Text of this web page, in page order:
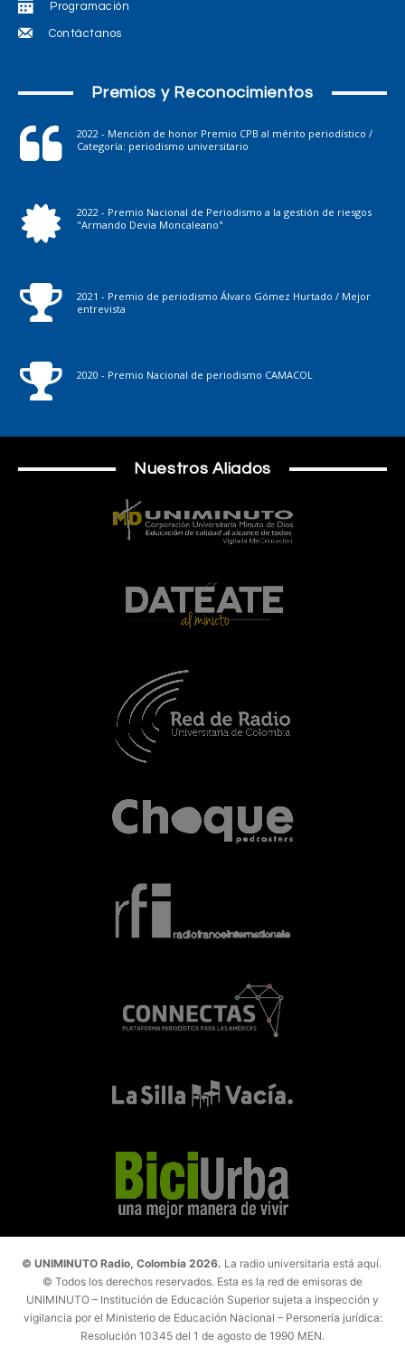
Programación
Contáctanos
Premios y Reconocimientos
2022 - Mención de honor Premio CPB al mérito periodístico /
Categoría: periodismo universitario
2022 - Premio Nacional de Periodismo a la gestión de riesgos
"Armando Devia Moncaleano"
2021 - Premio de periodismo Álvaro Gómez Hurtado / Mejor
entrevista
2020 - Premio Nacional de periodismo CAMACOL
Nuestros Aliados
© UNIMINUTO Radio, Colombia 2026. La radio universitaria está aquí.
© Todos los derechos reservados. Esta es la red de emisoras de
UNIMINUTO – Institución de Educación Superior sujeta a inspección y
vigilancia por el Ministerio de Educación Nacional – Personería jurídica:
Resolución 10345 del 1 de agosto de 1990 MEN.